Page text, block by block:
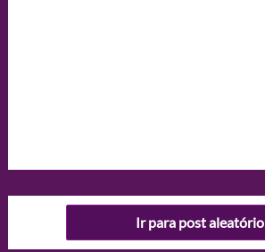
Ir para post aleatório